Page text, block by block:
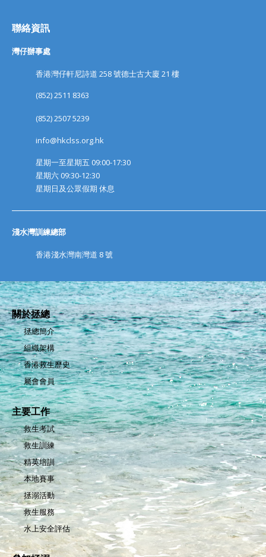
聯絡資訊
灣仔辦事處
香港灣仔軒尼詩道 258 號德士古大廈 21 樓
(852) 2511 8363
(852) 2507 5239
info@hkclss.org.hk
星期一至星期五 09:00-17:30
星期六 09:30-12:30
星期日及公眾假期 休息
淺水灣訓練總部
香港淺水灣南灣道 8 號
關於拯總
拯總簡介
組織架構
香港救生歷史
屬會會員
主要工作
救生考試
救生訓練
精英培訓
本地賽事
拯溺活動
救生服務
水上安全評估